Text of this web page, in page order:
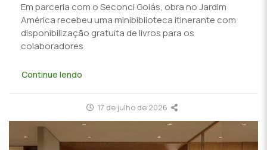
Em parceria com o Seconci Goiás, obra no Jardim
América recebeu uma minibiblioteca itinerante com
disponibilização gratuita de livros para os
colaboradores
Continue lendo
17 de julho de 2026